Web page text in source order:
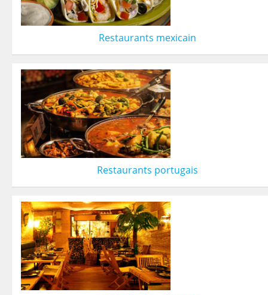
Restaurants mexicain
Restaurants portugais